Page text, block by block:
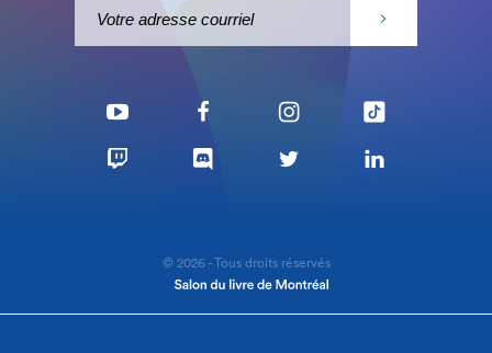
© 2026 - Tous droits réservés